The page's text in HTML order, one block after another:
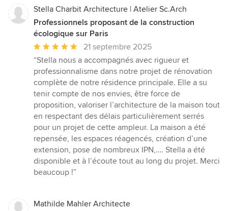
Stella Charbit Architecture | Atelier Sc.Arch
Professionnels proposant de la construction
écologique sur Paris
Note
moyenne
:
5
étoiles
sur
5
21 septembre 2025
“Stella nous a accompagnés avec rigueur et
professionnalisme dans notre projet de rénovation
complète de notre résidence principale. Elle a su
tenir compte de nos envies, être force de
proposition, valoriser l’architecture de la maison tout
en respectant des délais particulièrement serrés
pour un projet de cette ampleur. La maison a été
repensée, les espaces réagencés, création d’une
extension, pose de nombreux IPN,…. Stella a été
disponible et à l’écoute tout au long du projet. Merci
beaucoup !”
Mathilde Mahler Architecte